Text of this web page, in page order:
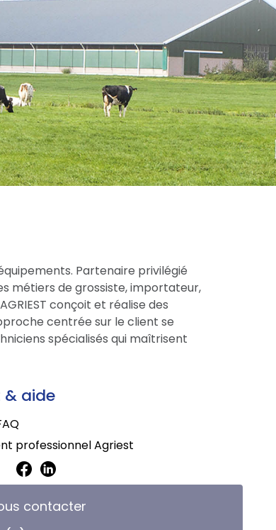
Partenaire privilégié
métiers de grossiste, importateur,
conçoit et réalise des
centrée sur le client se
spécialisés qui maîtrisent
aide
professionnel Agriest
contacter